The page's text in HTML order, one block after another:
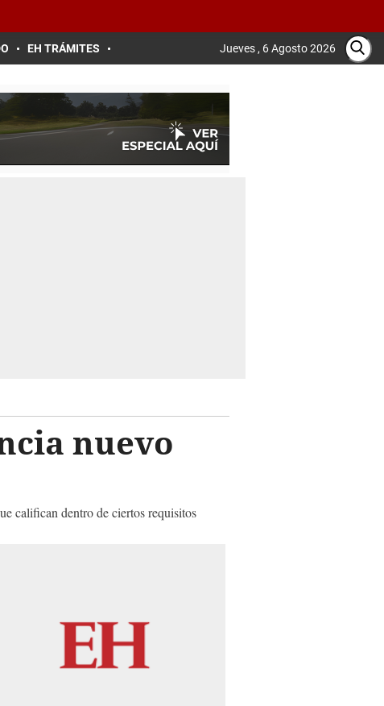
EH TRÁMITES Jueves , 6 Agosto 2026
nuevo
califican dentro de ciertos requisitos